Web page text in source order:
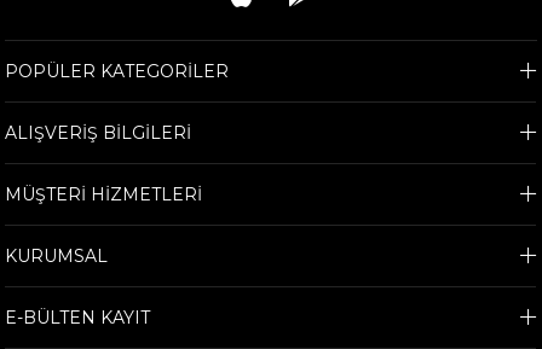
POPÜLER KATEGORİLER
ALIŞVERİŞ BİLGİLERİ
MÜŞTERİ HİZMETLERİ
KURUMSAL
E-BÜLTEN KAYIT